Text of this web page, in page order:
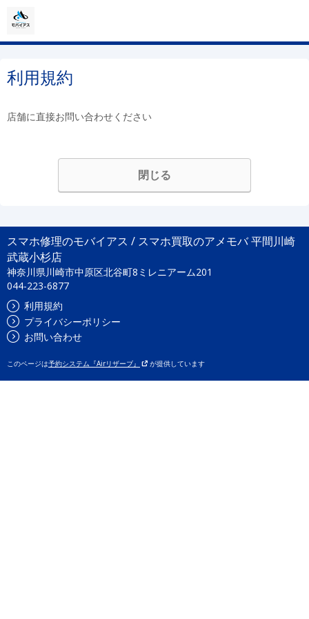
利用規約
店舗に直接お問い合わせください
閉じる
スマホ修理のモバイアス / スマホ買取のアメモバ 平間川崎
武蔵小杉店
神奈川県川崎市中原区北谷町8ミレニアーム201
044-223-6877
利用規約
プライバシーポリシー
お問い合わせ
このページは予約システム『Airリザーブ』 が提供しています